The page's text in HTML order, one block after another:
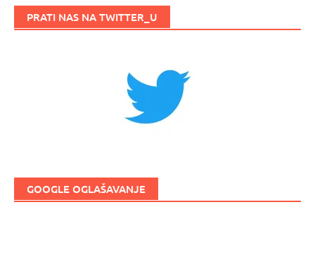
PRATI NAS NA TWITTER_U
GOOGLE OGLAŠAVANJE